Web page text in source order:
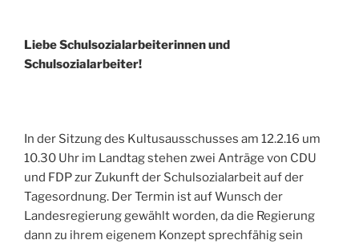
Liebe Schulsozialarbeiterinnen und
Schulsozialarbeiter!
In der Sitzung des Kultusausschusses am 12.2.16 um
10.30 Uhr im Landtag stehen zwei Anträge von CDU
und FDP zur Zukunft der Schulsozialarbeit auf der
Tagesordnung. Der Termin ist auf Wunsch der
Landesregierung gewählt worden, da die Regierung
dann zu ihrem eigenem Konzept sprechfähig sein